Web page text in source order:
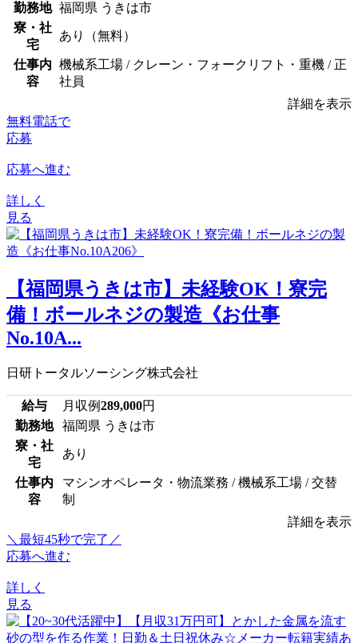
勤務地 福岡県 うきは市
寮・社
宅
あり（無料）
仕事内
容
機械系工場 / クレーン・フォークリフト・重機 / 正
社員
詳細を表示
無料電話で
応募
応募へ進む
詳しく
見る
【福岡県うきは市】未経験OK！寮完
備！ボールネジの製造《お仕事
No.10A...
日研トータルソーシング株式会社
給与 月収例289,000円
勤務地
福岡県 うきは市
寮・社
宅
あり
仕事内
容
マシンオペレータ・物流業務 / 機械系工場 / 交替
制
詳細を表示
＼最短45秒で完了／
応募へ進む
詳しく
見る